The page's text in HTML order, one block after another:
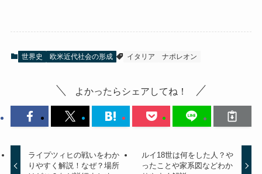
世界史 欧米近代社会の形成 イタリア ナポレオン
よかったらシェアしてね！
ライプツィヒの戦いをわか
りやすく解説！なぜ？場所
ルイ18世は何をした人？や
ったことや家系図などわか